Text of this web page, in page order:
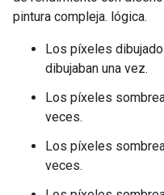
pintura compleja. lógica.
Los píxeles
dibujaban una vez.
Los píxeles
veces.
Los píxeles
veces.